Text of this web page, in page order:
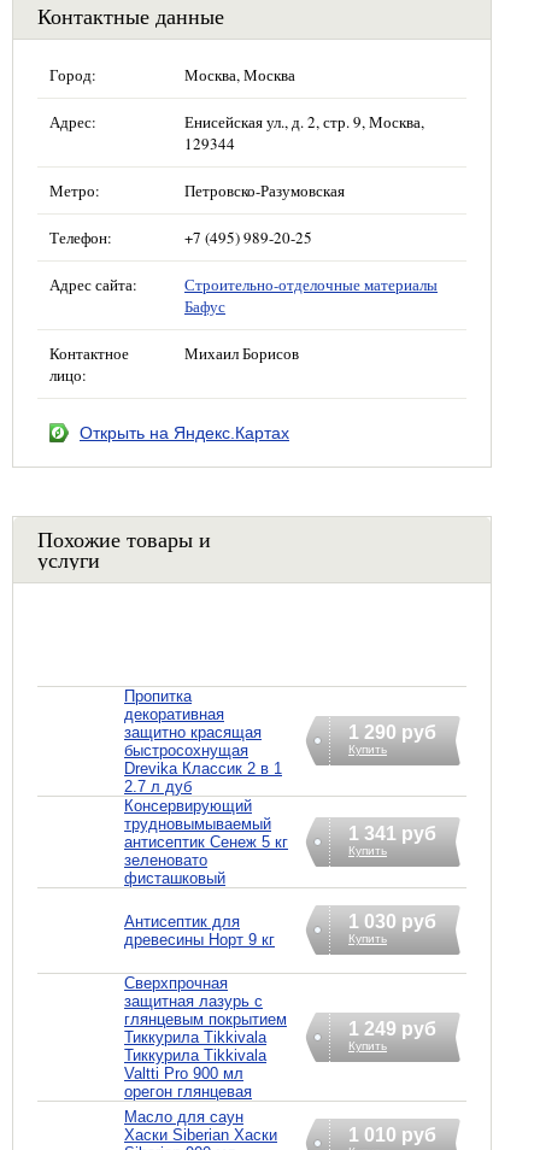
Контактные данные
Город: Москва, Москва
Адрес:
Енисейская ул., д. 2, стр. 9, Москва,
129344
Метро: Петровско-Разумовская
Телефон: +7 (495) 989-20-25
Адрес сайта:
Строительно-отделочные материалы
Бафус
Контактное
лицо:
Михаил Борисов
Открыть на Яндекс.Картах
Похожие товары и
услуги
Пропитка
декоративная
защитно красящая
быстросохнущая
Drevika Классик 2 в 1
2.7 л дуб
1 290 руб
Купить
Консервирующий
трудновымываемый
антисептик Сенеж 5 кг
зеленовато
фисташковый
1 341 руб
Купить
Антисептик для
древесины Норт 9 кг
1 030 руб
Купить
Сверхпрочная
защитная лазурь с
глянцевым покрытием
Тиккурила Tikkivala
Тиккурила Tikkivala
Valtti Pro 900 мл
орегон глянцевая
1 249 руб
Купить
Масло для саун
Хаски Siberian Хаски
1 010 руб